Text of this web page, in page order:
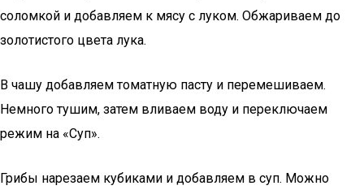
соломкой и добавляем к мясу с луком. Обжариваем до
золотистого цвета лука.
В чашу добавляем томатную пасту и перемешиваем.
Немного тушим, затем вливаем воду и переключаем
режим на «Суп».
Грибы нарезаем кубиками и добавляем в суп. Можно